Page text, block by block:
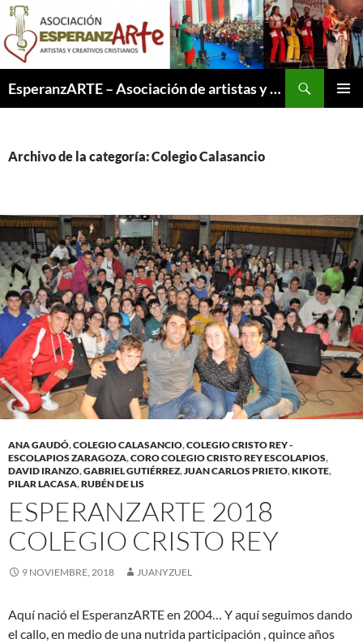
Saltar
contenido
EsperanzARTE – Asociación de artistas y creativos cristianos
Archivo de la categoría: Colegio Calasancio
ANA GAUDÓ,COLEGIO CALASANCIO,COLEGIO CRISTO REY -
ESCOLAPIOS ZARAGOZA,CORO COLEGIO CRISTO REY ESCOLAPIOS,
DAVID IRANZO,GABRIEL GUTIÉRREZ,JUAN CARLOS PRIETO,KIKOTE,
PILAR LACASA,RUBÉN DE LIS
ESPERANZARTE 2018
COLEGIO CRISTO REY
9 NOVIEMBRE, 2018 JUANYZUEL
Aquí nació el EsperanzARTE en 2004… Y aquí seguimos dando
el callo, en medio de una nutrida participación , quince años